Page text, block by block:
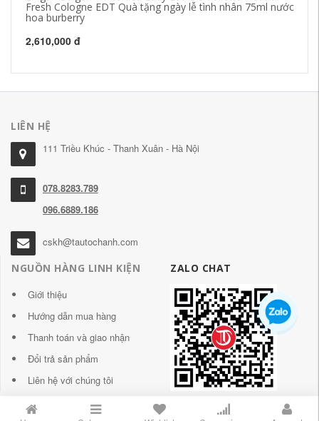
Fresh Cologne EDT Quà tặng ngày lễ tình nhân 75ml nước
hoa burberry
2,610,000 đ
LIÊN HỆ
111 Triều Khúc - Thanh Xuân - Hà Nội
078.8283.789
096.6889.186
cskh@tautochanh.com
NGUỒN HÀNG LINH KIỆN
Giới thiệu
Hướng dẫn mua hàng
Thanh toán và giao nhận
Đổi trả sản phẩm
Liên hệ với chúng tôi
ZALO CHAT